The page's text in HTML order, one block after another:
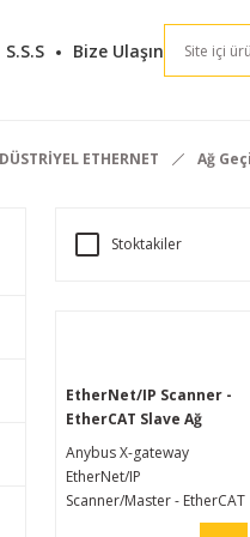
S.S.S Bize Ulaşın
ETHERNET Ağ
Stoktakiler
EtherNet/IP Scanner -
EtherCAT Slave Ağ
Geçidi
Anybus X-gateway
EtherNet/IP
Scanner/Master - EtherCAT
Slave Ağ Geçidi, herhangi